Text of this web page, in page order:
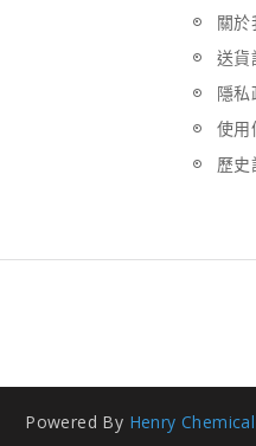
關於
送貨
隱私
使用
歷史
Powered By Henry